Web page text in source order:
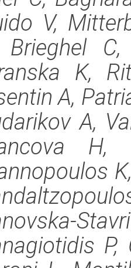
V,
Brieghel
K,
A,
A,
H,
P,